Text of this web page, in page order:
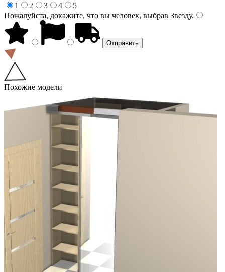
1
2 3 4
5
Пожалуйста, докажите, что вы человек, выбрав Звезду.
Похожие модели